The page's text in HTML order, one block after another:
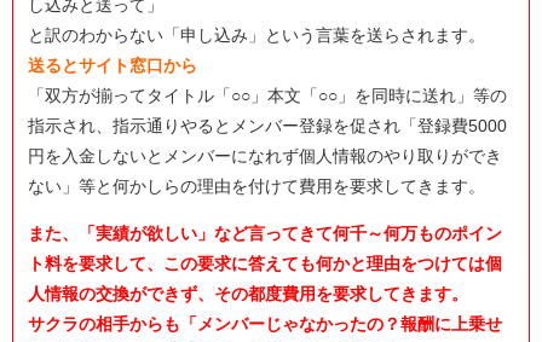
し込みと送って」
と訳のわからない「申し込み」という言葉を送らされます。
送るとサイト窓口から
「双方が揃ってタイトル「○○」本文「○○」を同時に送れ」等の
指示され、指示通りやるとメンバー登録を促され「登録費5000
円を入金しないとメンバーになれず個人情報のやり取りができ
ない」等と何かしらの理由を付けて費用を要求してきます。
また、「実績が欲しい」など言ってきて何千～何万ものポイン
ト料を要求して、この要求に答えても何かと理由をつけては個
人情報の交換ができず、その都度費用を要求してきます。
サクラの相手からも「メンバーじゃなかったの？報酬に上乗せ